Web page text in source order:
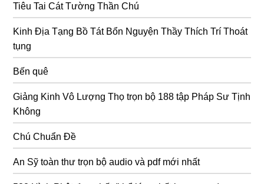
Tiêu Tai Cát Tường Thần Chú
Kinh Địa Tạng Bồ Tát Bổn Nguyện Thầy Thích Trí Thoát
tụng
Bến quê
Giảng Kinh Vô Lượng Thọ trọn bộ 188 tập Pháp Sư Tịnh
Không
Chú Chuẩn Đề
An Sỹ toàn thư trọn bộ audio và pdf mới nhất